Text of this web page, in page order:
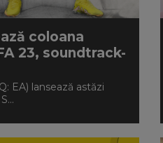
coloana
23, soundtrack-
EA) lansează astăzi